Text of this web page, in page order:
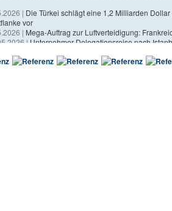
| Die Türkei schlägt eine 1,2 Milliarden
vor
| Mega-Auftrag zur Luftverteidigung:
|Unternehmer-Delegationsreise nach